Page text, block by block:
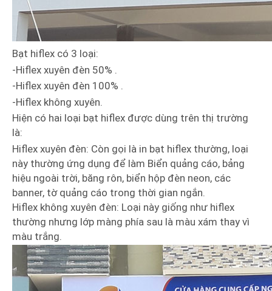
Bạt hiflex có 3 loại:
-Hiflex xuyên đèn 50% .
-Hiflex xuyên đèn 100% .
-Hiflex không xuyên.
Hiện có hai loại bạt hiflex được dùng trên thị trường
là:
Hiflex xuyên đèn: Còn gọi là in bạt hiflex thường, loại
này thường ứng dụng để làm Biển quảng cáo, bảng
hiệu ngoài trời, băng rôn, biển hộp đèn neon, các
banner, tờ quảng cáo trong thời gian ngắn.
Hiflex không xuyên đèn: Loại này giống như hiflex
thường nhưng lớp màng phía sau là màu xám thay vì
màu trắng.